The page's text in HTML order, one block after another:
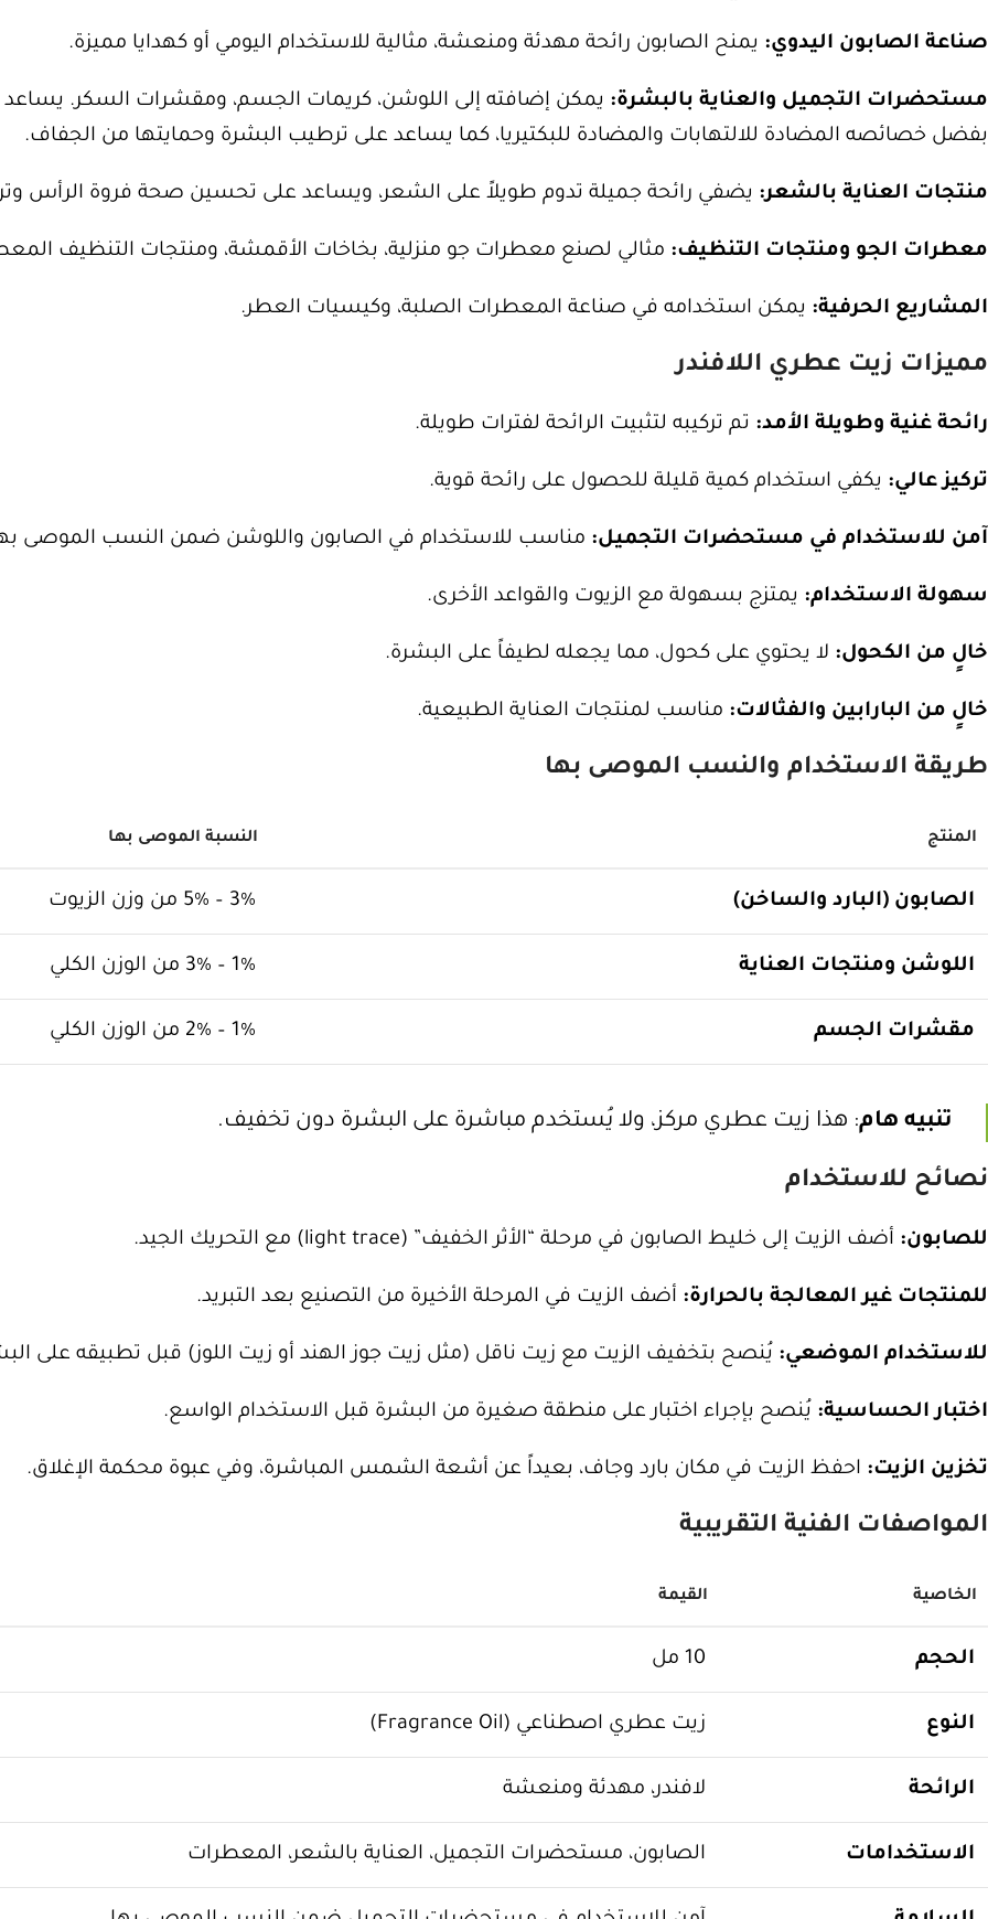
صناعة الصابون اليدوي: يمنح الصابون رائحة مهدئة ومنعشة، مثالية للاستخدام اليومي أو كهدايا مميزة.
مستحضرات التجميل والعناية بالبشرة: يمكن إضافته إلى اللوشن، كريمات الجسم، ومقشرات السكر. يساعد
بفضل خصائصه المضادة للالتهابات والمضادة للبكتيريا، كما يساعد على ترطيب البشرة وحمايتها من الجفاف.
منتجات العناية بالشعر: يضفي رائحة جميلة تدوم طويلاً على الشعر، ويساعد على تحسين صحة فروة الرأس
معطرات الجو ومنتجات التنظيف: مثالي لصنع معطرات جو منزلية، بخاخات الأقمشة، ومنتجات التنظيف
المشاريع الحرفية: يمكن استخدامه في صناعة المعطرات الصلبة، وكيسيات العطر.
مميزات زيت عطري اللافندر
رائحة غنية وطويلة الأمد: تم تركيبه لتثبيت الرائحة لفترات طويلة.
تركيز عالي: يكفي استخدام كمية قليلة للحصول على رائحة قوية.
آمن للاستخدام في مستحضرات التجميل: مناسب للاستخدام في الصابون واللوشن ضمن النسب الموصى
سهولة الاستخدام: يمتزج بسهولة مع الزيوت والقواعد الأخرى.
خالٍ من الكحول: لا يحتوي على كحول، مما يجعله لطيفاً على البشرة.
خالٍ من البارابين والفثالات: مناسب لمنتجات العناية الطبيعية.
طريقة الاستخدام والنسب الموصى بها
المنتج النسبة الموصى بها
الصابون (البارد والساخن) 3% – 5% من وزن الزيوت
اللوشن ومنتجات العناية 1% – 3% من الوزن الكلي
مقشرات الجسم 1% – 2% من الوزن الكلي
تنبيه هام: هذا زيت عطري مركز، ولا يُستخدم مباشرة على البشرة دون تخفيف.
نصائح للاستخدام
للصابون: أضف الزيت إلى خليط الصابون في مرحلة “الأثر الخفيف” (light trace) مع التحريك الجيد.
للمنتجات غير المعالجة بالحرارة: أضف الزيت في المرحلة الأخيرة من التصنيع بعد التبريد.
للاستخدام الموضعي: يُنصح بتخفيف الزيت مع زيت ناقل (مثل زيت جوز الهند أو زيت اللوز) قبل تطبيقه على
اختبار الحساسية: يُنصح بإجراء اختبار على منطقة صغيرة من البشرة قبل الاستخدام الواسع.
تخزين الزيت: احفظ الزيت في مكان بارد وجاف، بعيداً عن أشعة الشمس المباشرة، وفي عبوة محكمة الإغلاق.
المواصفات الفنية التقريبية
الخاصية القيمة
الحجم 10 مل
النوع زيت عطري اصطناعي (Fragrance Oil)
الرائحة لافندر، مهدئة ومنعشة
الاستخدامات الصابون، مستحضرات التجميل، العناية بالشعر، المعطرات